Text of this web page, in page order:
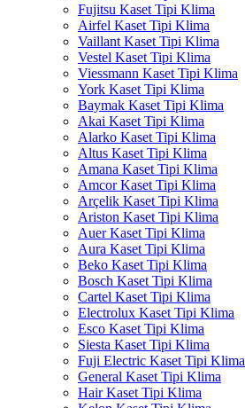
Fujitsu Kaset Tipi Klima
Airfel Kaset Tipi Klima
Vaillant Kaset Tipi Klima
Vestel Kaset Tipi Klima
Viessmann Kaset Tipi Klima
York Kaset Tipi Klima
Baymak Kaset Tipi Klima
Akai Kaset Tipi Klima
Alarko Kaset Tipi Klima
Altus Kaset Tipi Klima
Amana Kaset Tipi Klima
Amcor Kaset Tipi Klima
Arçelik Kaset Tipi Klima
Ariston Kaset Tipi Klima
Auer Kaset Tipi Klima
Aura Kaset Tipi Klima
Beko Kaset Tipi Klima
Bosch Kaset Tipi Klima
Cartel Kaset Tipi Klima
Electrolux Kaset Tipi Klima
Esco Kaset Tipi Klima
Siesta Kaset Tipi Klima
Fuji Electric Kaset Tipi Klima
General Kaset Tipi Klima
Hair Kaset Tipi Klima